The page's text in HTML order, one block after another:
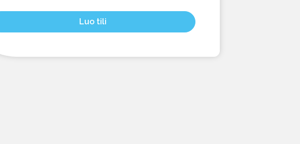
Luo tili